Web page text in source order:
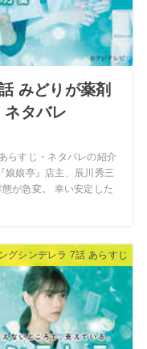
みどりが薬剤
ネタバレ
らすじ・ネタバレの紹介
娘娘亭』店主、辰川秀三
が急変。 幸い安定した
グシンデレラ 7話 あらすじ